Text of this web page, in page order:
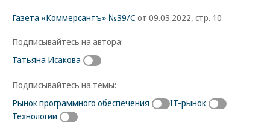
Газета «Коммерсантъ» №39/С от 09.03.2022, стр. 10
Подписывайтесь на автора:
Татьяна Исакова
Подписывайтесь на темы:
Рынок программного обеспечения
IT-рынок
Технологии